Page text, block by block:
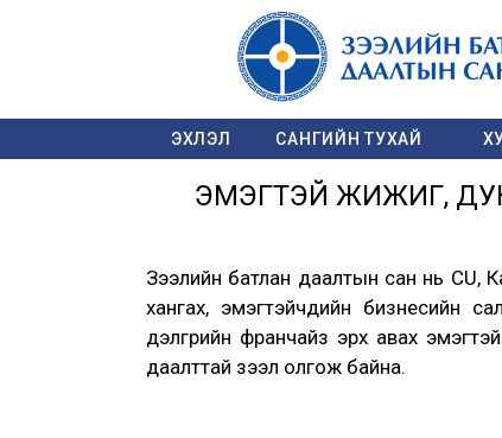
ЭХЛЭЛ САНГИЙН ТУХАЙ
ЭМЭГТЭЙ ЖИЖИГ,
Зээлийн батлан даалтын сан нь CU,
хангах, эмэгтэйчүүдийн бизнесийн
дэлгүүрийн франчайз эрх авах
даалттай зээл олгож байна.